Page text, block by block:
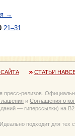
→
21–31
СТАТЬИ
релизов.
и Соглашения о
— гиперссылки) на
подходит для тех